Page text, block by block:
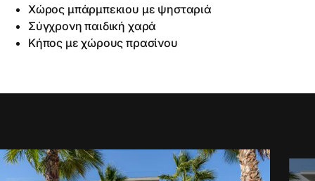
Χώρος μπάρμπεκιου με ψησταριά
Σύγχρονη παιδική χαρά
Κήπος με χώρους πρασίνου